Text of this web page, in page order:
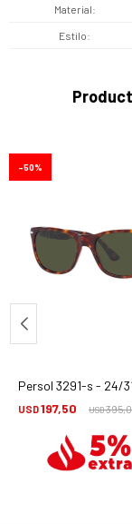
Material
Estilo
Persol 3291-s - 24/
USD197,50 USD
50